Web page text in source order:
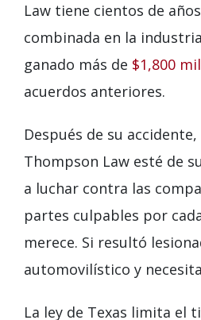
Law tiene cientos de
combinada en la
ganado más de $1,800
acuerdos anteriores.
Después de su
Thompson Law esté de
a luchar contra las
partes culpables por
merece. Si resultó
automovilístico y
La ley de Texas limita el